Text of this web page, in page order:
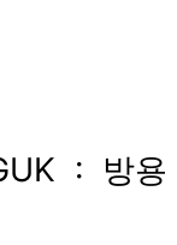
: 방용